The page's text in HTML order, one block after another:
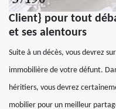
Client} pour tout
et ses alentours
Suite à un décès, vous devrez
immobilière de votre défunt.
héritiers, vous devrez
mobilier pour un meilleur